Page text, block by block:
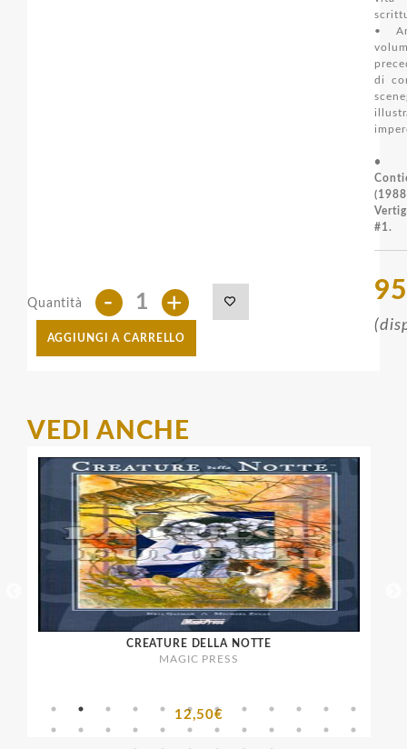
•
di
•
#1.
Quantità - +
AGGIUNGI A CARRELLO
VEDI ANCHE
CREATURE DELLA NOTTE
MAGIC PRESS
12,50€